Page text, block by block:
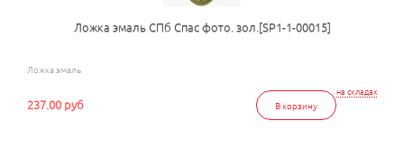
Ложка эмаль СПб Спас фото. зол.[SP1-1-00015]
Ложка эмаль
на складах
В корзину
237.00 руб